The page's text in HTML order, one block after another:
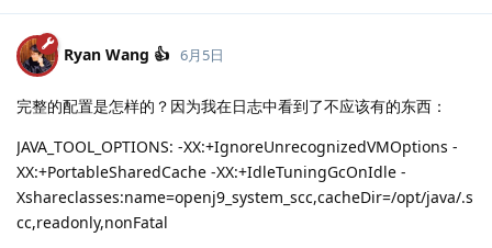
Ryan Wang 👍 6月5日
完整的配置是怎样的？因为我在日志中看到了不应该有的东西：
JAVA_TOOL_OPTIONS: -XX:+IgnoreUnrecognizedVMOptions -
XX:+PortableSharedCache -XX:+IdleTuningGcOnIdle -
Xshareclasses:name=openj9_system_scc,cacheDir=/opt/java/.s
cc,readonly,nonFatal